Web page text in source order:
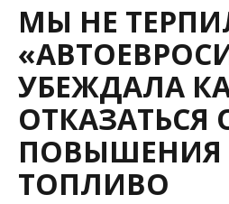
МЫ НЕ
УБЕЖДАЛА
ОТКАЗАТЬСЯ
ПОВЫШЕНИЯ
ТОПЛИВО